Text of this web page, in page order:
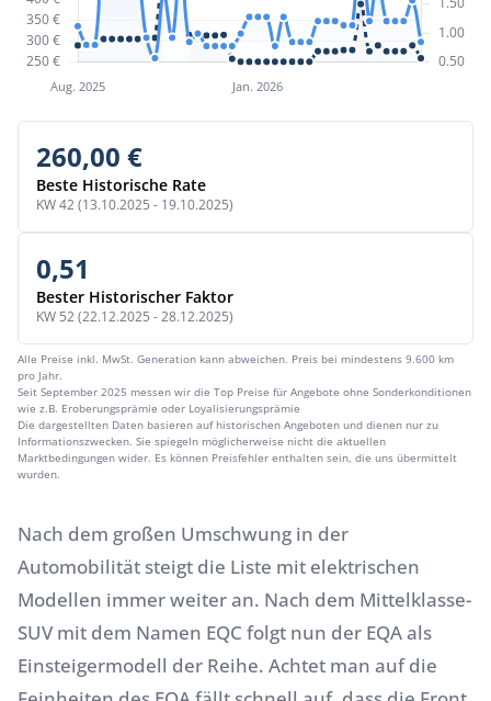
260,00 €
Beste Historische Rate
KW 42 (13.10.2025 - 19.10.2025)
0,51
Bester Historischer Faktor
KW 52 (22.12.2025 - 28.12.2025)
Alle Preise inkl. MwSt. Generation kann abweichen. Preis bei mindestens 9.600 km
pro Jahr.
Seit September 2025 messen wir die Top Preise für Angebote ohne Sonderkonditionen
wie z.B. Eroberungsprämie oder Loyalisierungsprämie
Die dargestellten Daten basieren auf historischen Angeboten und dienen nur zu
Informationszwecken. Sie spiegeln möglicherweise nicht die aktuellen
Marktbedingungen wider. Es können Preisfehler enthalten sein, die uns übermittelt
wurden.
Nach dem großen Umschwung in der
Automobilität steigt die Liste mit elektrischen
Modellen immer weiter an. Nach dem Mittelklasse-
SUV mit dem Namen EQC folgt nun der EQA als
Einsteigermodell der Reihe. Achtet man auf die